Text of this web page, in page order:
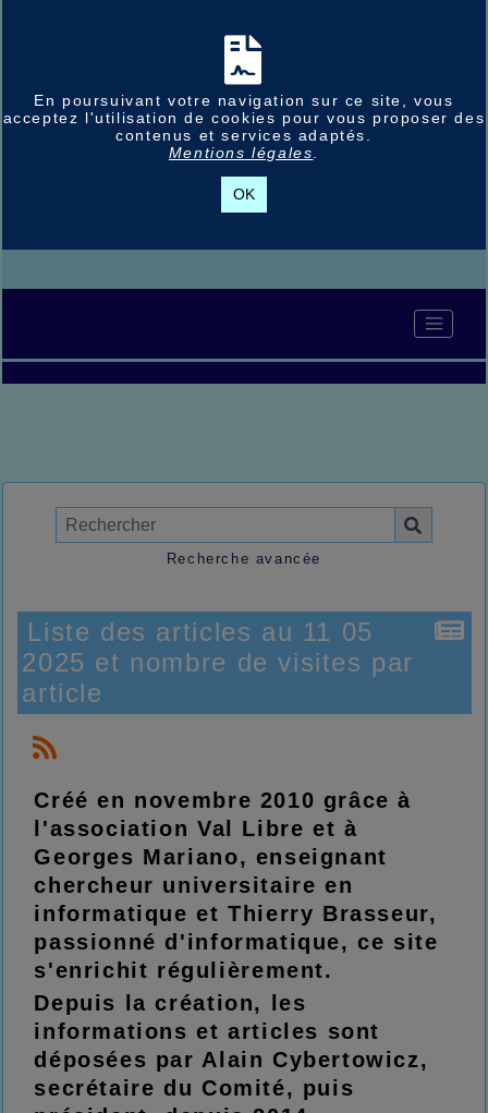
En poursuivant votre navigation sur ce site, vous
acceptez l'utilisation de cookies pour vous proposer des
contenus et services adaptés.
Mentions légales
OK
Recherche avancée
Liste des articles au 11 05
2025 et nombre de visites par
article
Créé en novembre 2010 grâce à
l'association Val Libre et à
Georges Mariano, enseignant
chercheur universitaire en
informatique et Thierry Brasseur,
passionné d'informatique, ce site
s'enrichit régulièrement.
Depuis la création, les
informations et articles sont
déposées par Alain Cybertowicz,
secrétaire du Comité, puis